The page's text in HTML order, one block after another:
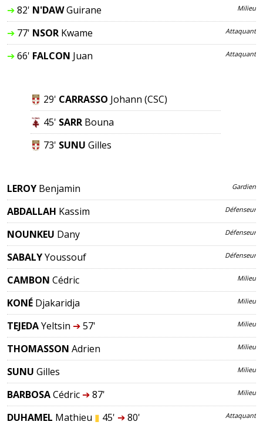
➔82' N'DAWGuirane Milieu
➔77' NSOR Kwame Attaquant
➔66' FALCON Juan Attaquant
29' CARRASSO Johann (CSC)
45' SARR Bouna
73' SUNU Gilles
LEROY Benjamin Gardien
ABDALLAH Kassim Défenseur
NOUNKEU Dany Défenseur
SABALYYoussouf Défenseur
CAMBON Cédric Milieu
KONÉ Djakaridja Milieu
TEJEDAYeltsin ➔57' Milieu
THOMASSON Adrien Milieu
SUNU Gilles Milieu
BARBOSACédric ➔87' Milieu
DUHAMEL Mathieu ▮ 45' ➔80' Attaquant